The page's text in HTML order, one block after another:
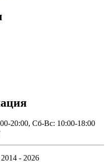
20:00, Сб-Вс: 10:00-18:00
- 2026